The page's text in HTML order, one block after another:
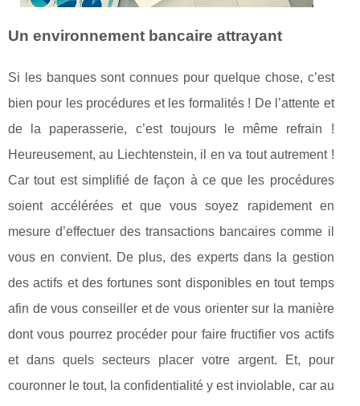
Un environnement bancaire attrayant
Si les banques sont connues pour quelque chose, c’est
bien pour les procédures et les formalités ! De l’attente et
de la paperasserie, c’est toujours le même refrain !
Heureusement, au Liechtenstein, il en va tout autrement !
Car tout est simplifié de façon à ce que les procédures
soient accélérées et que vous soyez rapidement en
mesure d’effectuer des transactions bancaires comme il
vous en convient. De plus, des experts dans la gestion
des actifs et des fortunes sont disponibles en tout temps
afin de vous conseiller et de vous orienter sur la manière
dont vous pourrez procéder pour faire fructifier vos actifs
et dans quels secteurs placer votre argent. Et, pour
couronner le tout, la confidentialité y est inviolable, car au